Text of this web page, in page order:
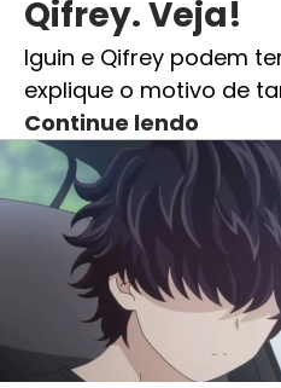
Qifrey. Veja!
Iguin e Qifrey podem
explique o motivo de
Continue lendo